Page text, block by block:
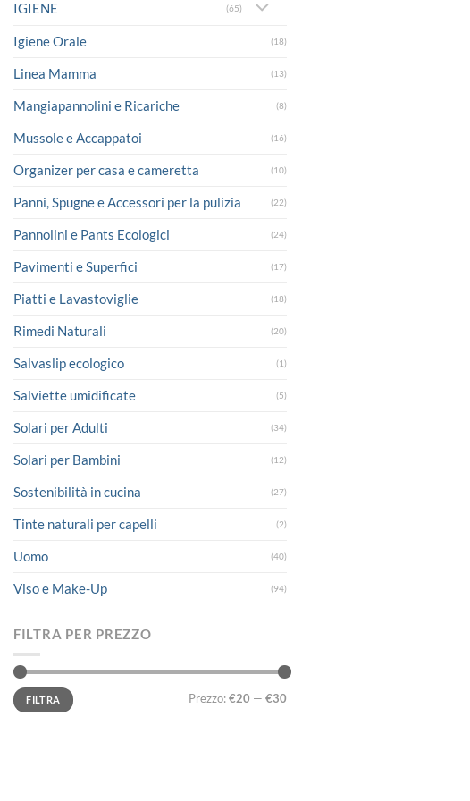
IGIENE (65)
Igiene Orale (18)
Linea Mamma (13)
Mangiapannolini e Ricariche (8)
Mussole e Accappatoi (16)
Organizer per casa e cameretta (10)
Panni, Spugne e Accessori per la pulizia (22)
Pannolini e Pants Ecologici (24)
Pavimenti e Superfici (17)
Piatti e Lavastoviglie (18)
Rimedi Naturali (20)
Salvaslip ecologico (1)
Salviette umidificate (5)
Solari per Adulti (34)
Solari per Bambini (12)
Sostenibilità in cucina (27)
Tinte naturali per capelli (2)
Uomo (40)
Viso e Make-Up (94)
FILTRA PER PREZZO
Prezzo
Min
Prezzo
MaxFILTRA Prezzo:€20 — €30